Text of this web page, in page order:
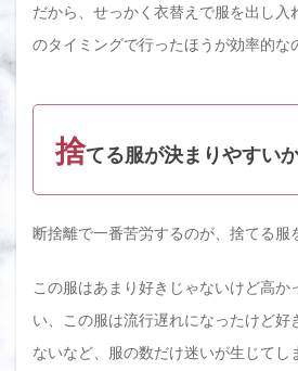
はル
が大
3.4
暮ら
しが
時期
に断
する
すめ
方法
まと
だから、せっかく衣替えで服を出し入
のタイミングで行ったほうが効率的な
捨てる服が決まりやすい
断捨離で一番苦労するのが、捨てる服
この服はあまり好きじゃないけど高か
い、この服は流行遅れになったけど好
ないなど、服の数だけ迷いが生じてし